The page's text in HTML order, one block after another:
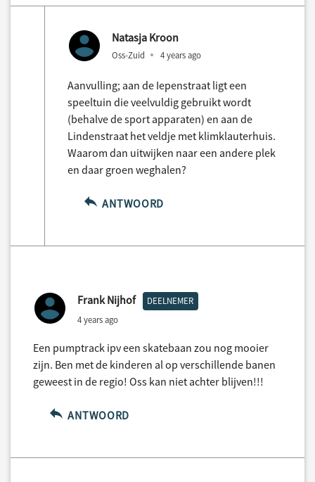
Natasja Kroon
Oss-Zuid 4 years ago
Aanvulling; aan de Iepenstraat ligt een
speeltuin die veelvuldig gebruikt wordt
(behalve de sport apparaten) en aan de
Lindenstraat het veldje met klimklauterhuis.
Waarom dan uitwijken naar een andere plek
en daar groen weghalen?
ANTWOORD
Frank Nijhof DEELNEMER
4 years ago
Een pumptrack ipv een skatebaan zou nog mooier
zijn. Ben met de kinderen al op verschillende banen
geweest in de regio! Oss kan niet achter blijven!!!
ANTWOORD